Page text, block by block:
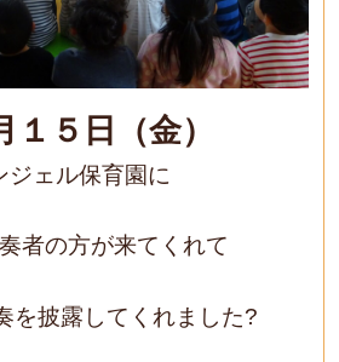
１５日（金）
ジェル保育園に
者の方が来てくれて
を披露してくれました?